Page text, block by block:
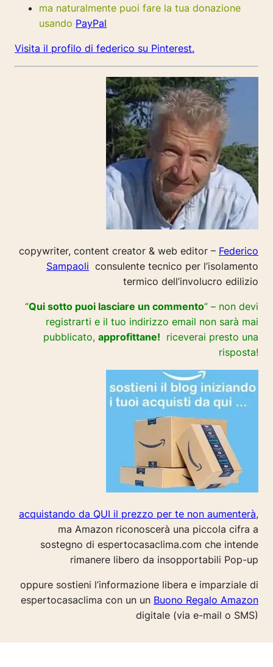
ma naturalmente puoi fare la tua donazione
usando PayPal
Visita il profilo di federico su Pinterest.
copywriter, content creator & web editor – Federico
Sampaoli consulente tecnico per l’isolamento
termico dell’involucro edilizio
“Qui sotto puoi lasciare un commento” – non devi
registrarti e il tuo indirizzo email non sarà mai
pubblicato, approfittane! riceverai presto una
risposta!
acquistando da QUI il prezzo per te non aumenterà,
ma Amazon riconoscerà una piccola cifra a
sostegno di espertocasaclima.com che intende
rimanere libero da insopportabili Pop-up
oppure sostieni l’informazione libera e imparziale di
espertocasaclima con un un Buono Regalo Amazon
digitale (via e-mail o SMS)